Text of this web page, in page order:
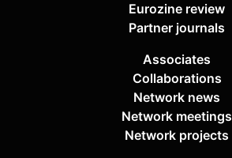
Eurozine review
Partner journals
Associates
Collaborations
Network news
Network meetings
Network projects